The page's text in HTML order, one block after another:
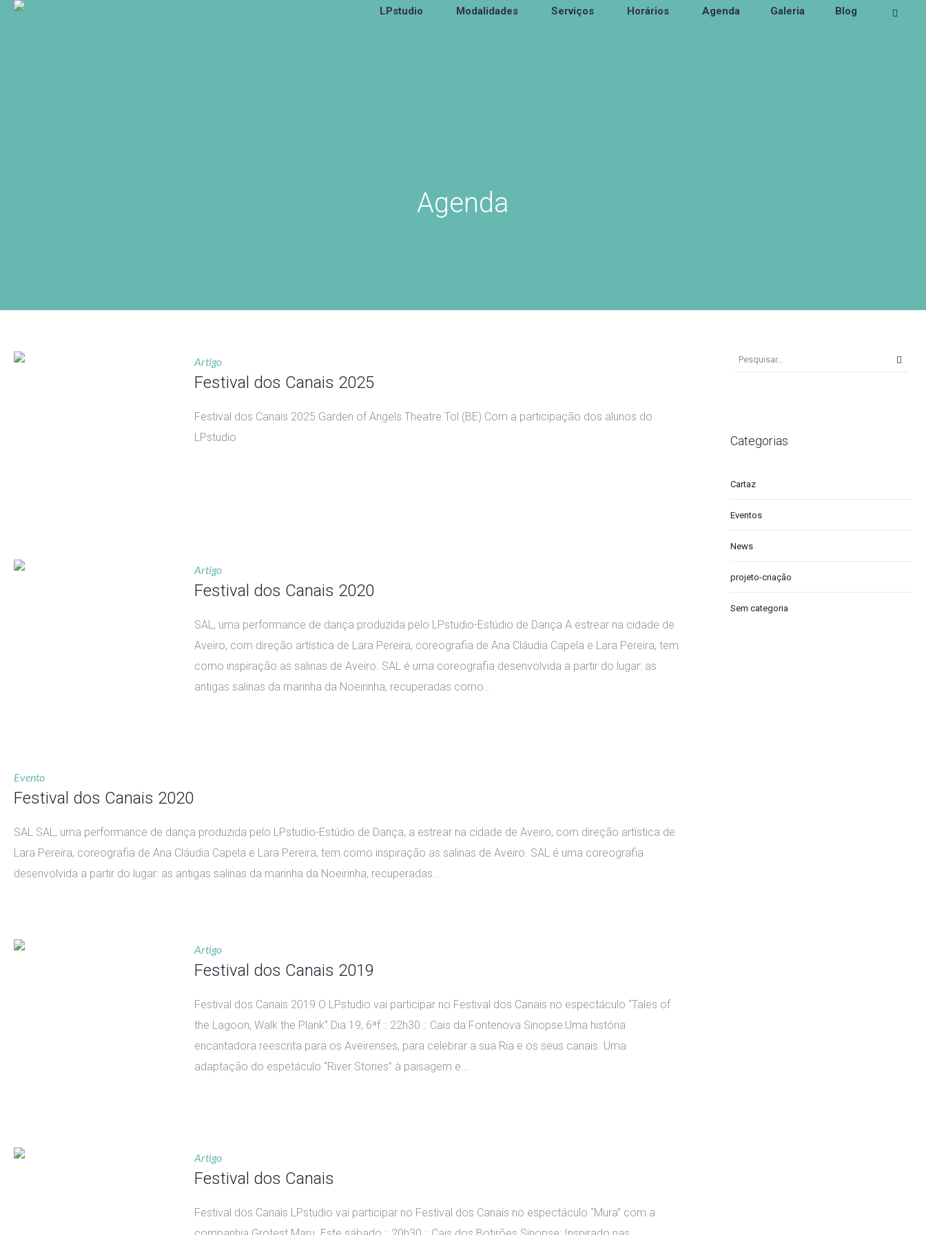
LPstudio Modalidades Serviços Horários Agenda Galeria Blog
Agenda
Artigo
Festival dos Canais 2025
Festival dos Canais 2025 Garden of Angels Theatre Tol (BE) Com a participação dos alunos do
LPstudio
Artigo
Festival dos Canais 2020
SAL, uma performance de dança produzida pelo LPstudio-Estúdio de Dança A estrear na cidade de
Aveiro, com direção artística de Lara Pereira, coreografia de Ana Cláudia Capela e Lara Pereira, tem
como inspiração as salinas de Aveiro. SAL é uma coreografia desenvolvida a partir do lugar: as
antigas salinas da marinha da Noeirinha, recuperadas como...
Evento
Festival dos Canais 2020
SAL SAL, uma performance de dança produzida pelo LPstudio-Estúdio de Dança, a estrear na cidade de Aveiro, com direção artística de
Lara Pereira, coreografia de Ana Cláudia Capela e Lara Pereira, tem como inspiração as salinas de Aveiro. SAL é uma coreografia
desenvolvida a partir do lugar: as antigas salinas da marinha da Noeirinha, recuperadas...
Artigo
Festival dos Canais 2019
Festival dos Canais 2019 O LPstudio vai participar no Festival dos Canais no espectáculo “Tales of
the Lagoon, Walk the Plank” Dia 19, 6ªf :: 22h30 :: Cais da Fontenova Sinopse:Uma história
encantadora reescrita para os Aveirenses, para celebrar a sua Ria e os seus canais. Uma
adaptação do espetáculo “River Stories” à paisagem e...
Artigo
Festival dos Canais
Festival dos Canais LPstudio vai participar no Festival dos Canais no espectáculo “Mura” com a
Categorias
Cartaz
Eventos
News
projeto-criação
Sem categoria